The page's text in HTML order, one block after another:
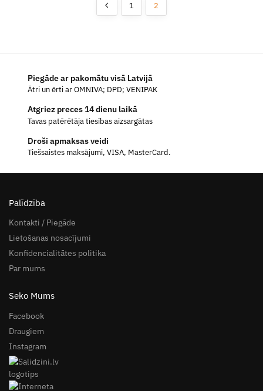
1 2
Piegāde ar pakomātu visā Latvijā
Ātri un ērti ar OMNIVA; DPD; VENIPAK
Atgriez preces 14 dienu laikā
Tavas patērētāja tiesības aizsargātas
Droši apmaksas veidi
Tiešsaistes maksājumi, VISA, MasterCard.
Palīdzība
Kontakti / Piegāde
Lietošanas nosacījumi
Konfidencialitātes politika
Par mums
Seko Mums
Facebook
Draugiem
Instagram